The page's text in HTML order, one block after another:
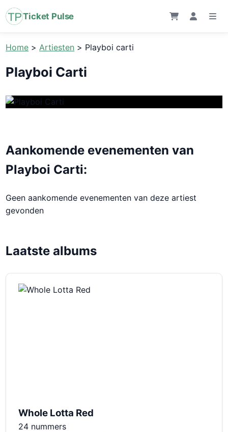
Ticket Pulse
Home >Artiesten > Playboi carti
Playboi Carti
Aankomende evenementen van
Playboi Carti:
Geen aankomende evenementen van deze artiest
gevonden
Laatste albums
Whole Lotta Red
24 nummers